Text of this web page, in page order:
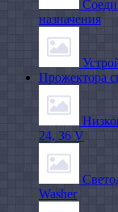
назначения
Прожектора
24, 36 V
Washer